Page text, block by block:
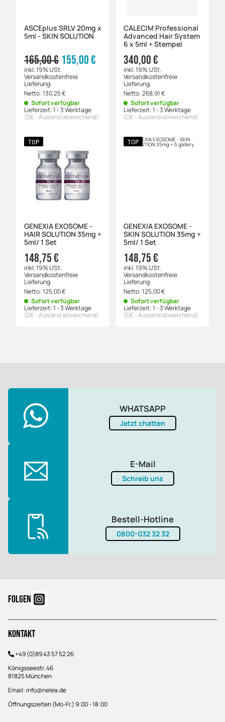
ASCEplus SRLV 20mg x
5ml - SKIN SOLUTION
155,00 €
165,00 €
inkl. 19% USt.
Versandkostenfreie
Lieferung
Netto:130,25€
Sofort verfügbar
Lieferzeit:1 - 3 Werktage
(DE - Ausland abweichend)
CALECIM Professional
Advanced Hair System
6 x 5ml + Stempel
340,00 €
inkl. 19% USt.
Versandkostenfreie
Lieferung
Netto:268,91€
Sofort verfügbar
Lieferzeit:1 - 3 Werktage
(DE - Ausland abweichend)
TOP
GENEXIA EXOSOME -
HAIR SOLUTION 35mg +
5ml/ 1 Set
148,75 €
inkl. 19% USt.
Versandkostenfreie
Lieferung
Netto:125,00€
Sofort verfügbar
Lieferzeit:1 - 3 Werktage
(DE - Ausland abweichend)
TOP
GENEXIA EXOSOME -
SKIN SOLUTION 35mg +
5ml/ 1 Set
148,75 €
inkl. 19% USt.
Versandkostenfreie
Lieferung
Netto:125,00€
Sofort verfügbar
Lieferzeit:1 - 3 Werktage
(DE - Ausland abweichend)
WHATSAPP
Jetzt chatten
E-Mail
Schreib uns
Bestell-Hotline
0800-032 32 32
FOLGEN
Kontakt
+49 (0)89 43 57 52 26
Königsseestr. 46
81825 München
Email: info@nelea.de
Öffnungszeiten (Mo-Fr.) 9:00 - 18:00